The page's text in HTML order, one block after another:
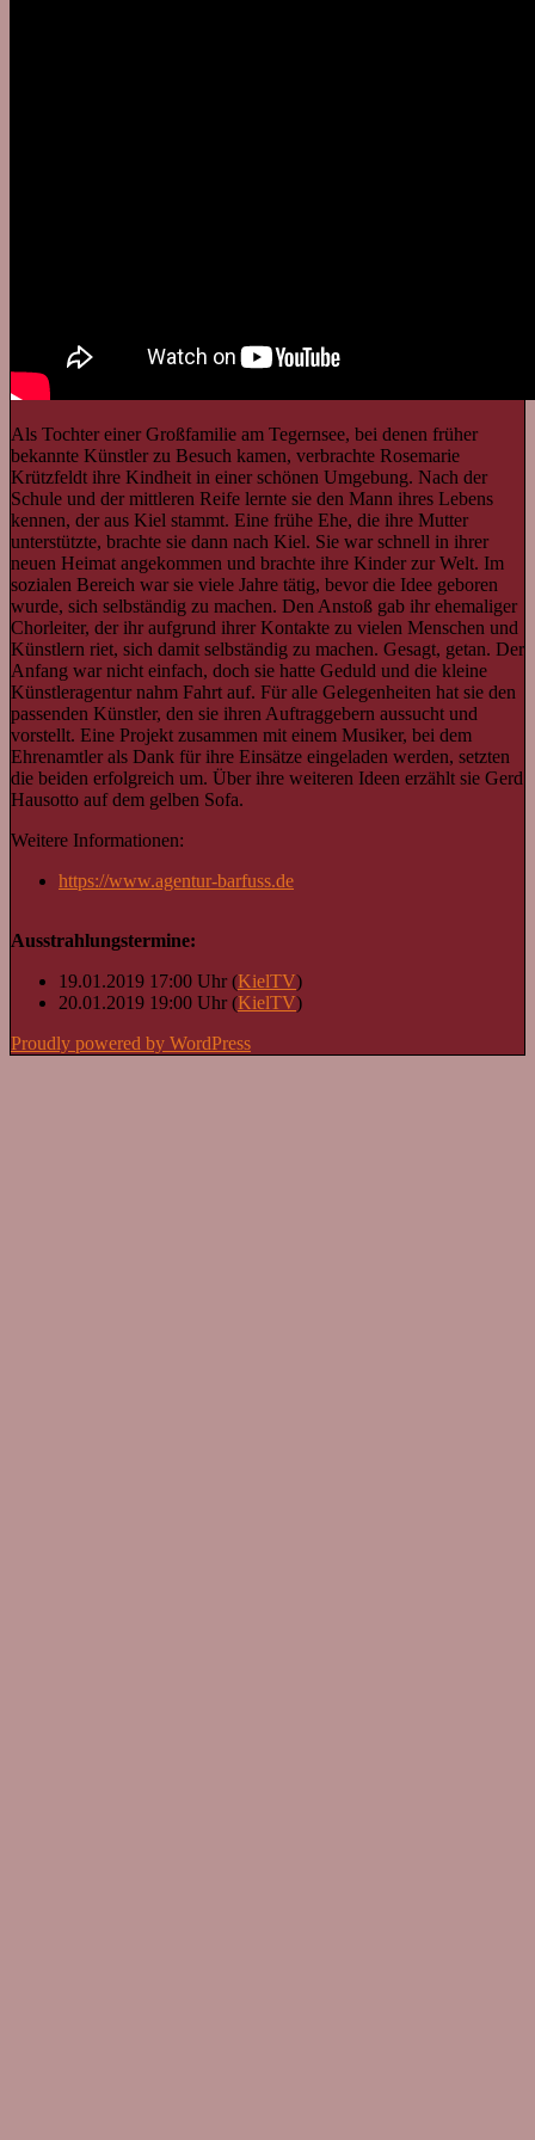
Als Tochter einer Großfamilie am Tegernsee, bei denen früher
bekannte Künstler zu Besuch kamen, verbrachte Rosemarie
Krützfeldt ihre Kindheit in einer schönen Umgebung. Nach der
Schule und der mittleren Reife lernte sie den Mann ihres Lebens
kennen, der aus Kiel stammt. Eine frühe Ehe, die ihre Mutter
unterstützte, brachte sie dann nach Kiel. Sie war schnell in ihrer
neuen Heimat angekommen und brachte ihre Kinder zur Welt. Im
sozialen Bereich war sie viele Jahre tätig, bevor die Idee geboren
wurde, sich selbständig zu machen. Den Anstoß gab ihr ehemaliger
Chorleiter, der ihr aufgrund ihrer Kontakte zu vielen Menschen und
Künstlern riet, sich damit selbständig zu machen. Gesagt, getan. Der
Anfang war nicht einfach, doch sie hatte Geduld und die kleine
Künstleragentur nahm Fahrt auf. Für alle Gelegenheiten hat sie den
passenden Künstler, den sie ihren Auftraggebern aussucht und
vorstellt. Eine Projekt zusammen mit einem Musiker, bei dem
Ehrenamtler als Dank für ihre Einsätze eingeladen werden, setzten
die beiden erfolgreich um. Über ihre weiteren Ideen erzählt sie Gerd
Hausotto auf dem gelben Sofa.
Weitere Informationen:
https://www.agentur-barfuss.de
Ausstrahlungstermine:
19.01.2019 17:00 Uhr (KielTV)
20.01.2019 19:00 Uhr (KielTV)
Proudly powered by WordPress